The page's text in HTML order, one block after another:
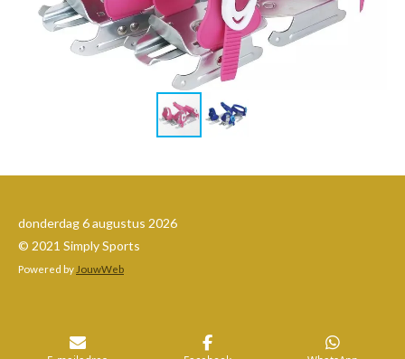
donderdag 6 augustus 2026
© 2021 Simply Sports
Powered by JouwWeb